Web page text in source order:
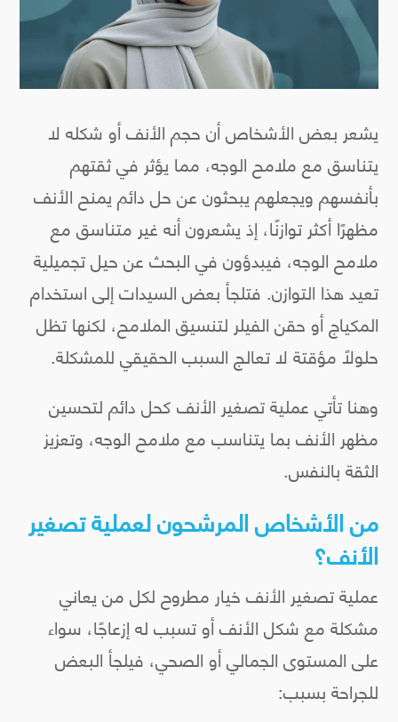
يشعر بعض الأشخاص أن حجم الأنف أو شكله لا
يتناسق مع ملامح الوجه، مما يؤثر في ثقتهم
بأنفسهم ويجعلهم يبحثون عن حل دائم يمنح الأنف
مظهرًا أكثر توازنًا، إذ يشعرون أنه غير متناسق مع
ملامح الوجه، فيبدؤون في البحث عن حيل تجميلية
تعيد هذا التوازن. فتلجأ بعض السيدات إلى استخدام
المكياج أو حقن الفيلر لتنسيق الملامح، لكنها تظل
حلولًا مؤقتة لا تعالج السبب الحقيقي للمشكلة.
وهنا تأتي عملية تصغير الأنف كحل دائم لتحسين
مظهر الأنف بما يتناسب مع ملامح الوجه، وتعزيز
الثقة بالنفس.
من الأشخاص المرشحون لعملية تصغير
الأنف؟
عملية تصغير الأنف خيار مطروح لكل من يعاني
مشكلة مع شكل الأنف أو تسبب له إزعاجًا، سواء
على المستوى الجمالي أو الصحي، فيلجأ البعض
للجراحة بسبب: